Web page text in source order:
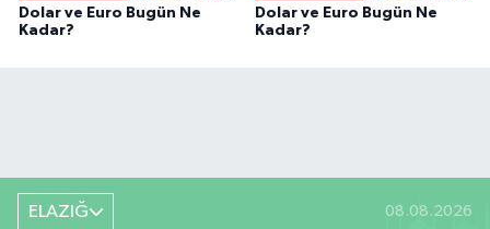
Dolar ve Euro Bugün Ne
Kadar?
Dolar ve Euro Bugün Ne
Kadar?
ELAZIĞ 08.08.2026